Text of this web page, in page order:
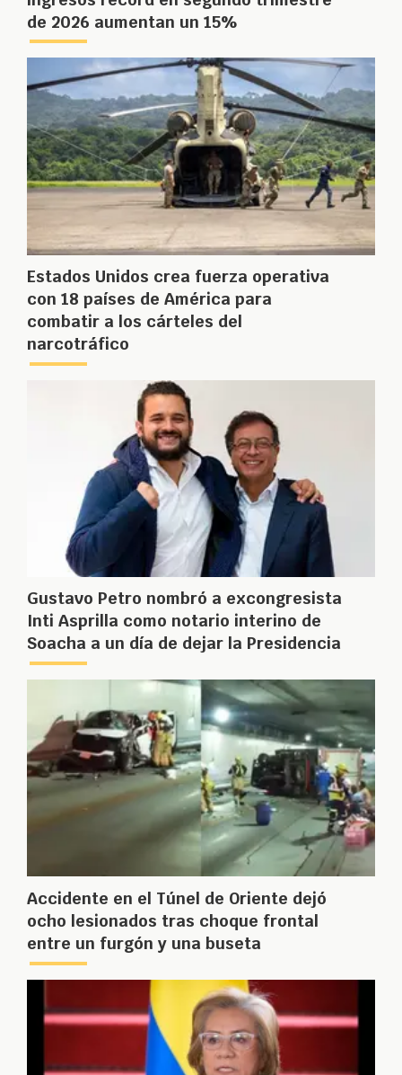
de 2026 aumentan un 15%
Estados Unidos crea fuerza operativa
con 18 países de América para
combatir a los cárteles del
narcotráfico
Gustavo Petro nombró a excongresista
Inti Asprilla como notario interino de
Soacha a un día de dejar la Presidencia
Accidente en el Túnel de Oriente dejó
ocho lesionados tras choque frontal
entre un furgón y una buseta